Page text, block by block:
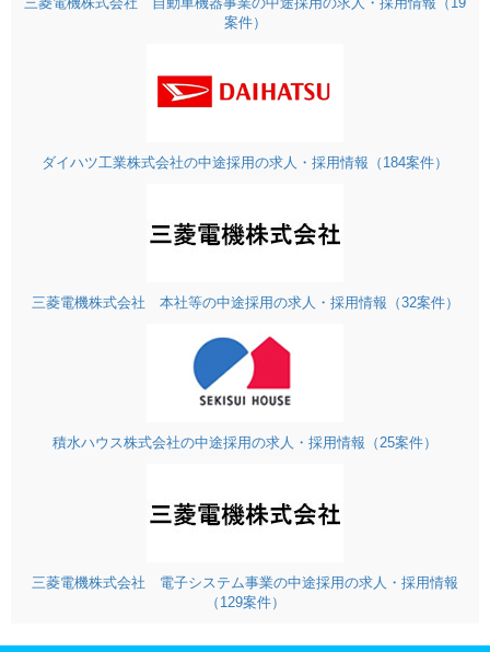
案件）
ダイハツ工業株式会社の中途採用の求人・採用情報（184案件）
三菱電機株式会社 本社等の中途採用の求人・採用情報（32案件）
積水ハウス株式会社の中途採用の求人・採用情報（25案件）
三菱電機株式会社 電子システム事業の中途採用の求人・採用情報
（129案件）